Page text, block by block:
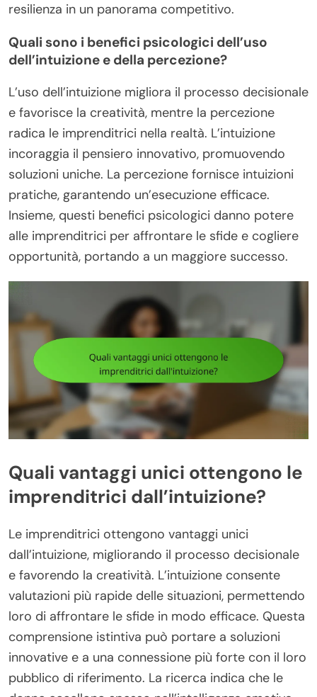
resilienza in un panorama competitivo.
Quali sono i benefici psicologici dell’uso
dell’intuizione e della percezione?
L’uso dell’intuizione migliora il processo decisionale
e favorisce la creatività, mentre la percezione
radica le imprenditrici nella realtà. L’intuizione
incoraggia il pensiero innovativo, promuovendo
soluzioni uniche. La percezione fornisce intuizioni
pratiche, garantendo un’esecuzione efficace.
Insieme, questi benefici psicologici danno potere
alle imprenditrici per affrontare le sfide e cogliere
opportunità, portando a un maggiore successo.
Quali vantaggi unici ottengono le
imprenditrici dall’intuizione?
Le imprenditrici ottengono vantaggi unici
dall’intuizione, migliorando il processo decisionale
e favorendo la creatività. L’intuizione consente
valutazioni più rapide delle situazioni, permettendo
loro di affrontare le sfide in modo efficace. Questa
comprensione istintiva può portare a soluzioni
innovative e a una connessione più forte con il loro
pubblico di riferimento. La ricerca indica che le